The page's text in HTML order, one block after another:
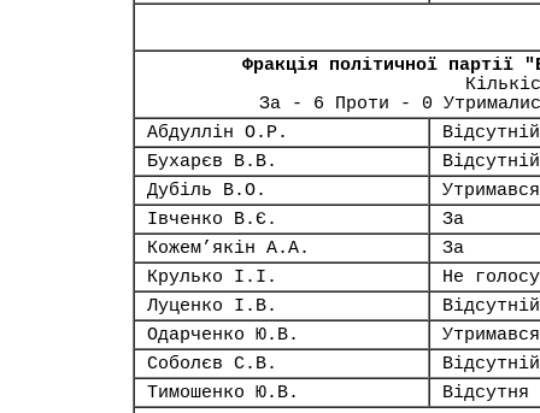
Фракція політичної партії
За - 6 Проти - 0
Абдуллін О.Р.
Відсутній
Бухарєв В.В.
Відсутній
Дубіль В.О.
Утримався
Івченко В.Є.
За
Кожем’якін А.А.
За
Крулько І.І.
Не
Луценко І.В.
Відсутній
Одарченко Ю.В.
Утримався
Соболєв С.В.
Відсутній
Тимошенко Ю.В.
Відсутня